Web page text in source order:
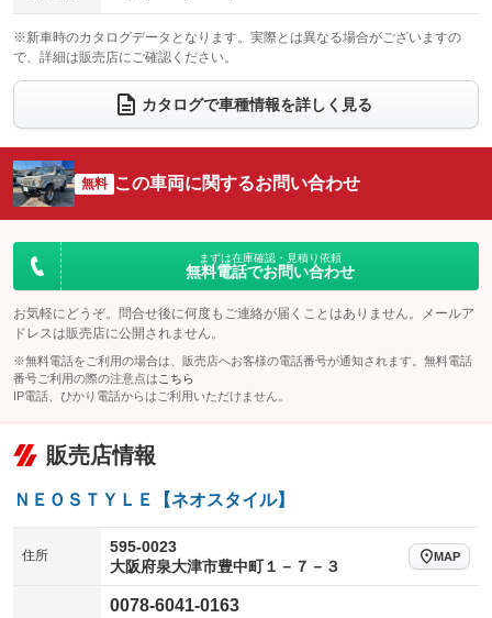
：装備なし ：装備なし
ウォークスルー
：装備なし
電動リアゲート フロントカメラ
：装備なし
：装備なし ：装備なし
サイドカメラ
：装備なし ルーフレール
：装備なし
：装備なし
：装備なし
※新車時のカタログデータとなります。実際とは異なる場合がございますの
で、詳細は販売店にご確認ください。
カタログで車種情報を詳しく見る
無料 この車両に関するお問い合わせ
まずは在庫確認・見積り依頼
無料電話でお問い合わせ
お気軽にどうぞ。問合せ後に何度もご連絡が届くことはありません。メールア
ドレスは販売店に公開されません。
※無料電話をご利用の場合は、販売店へお客様の電話番号が通知されます。無料電話
番号ご利用の際の注意点は こちら
IP電話、ひかり電話からはご利用いただけません。
販売店情報
ＮＥＯＳＴＹＬＥ【ネオスタイル】
住所
595-0023
大阪府泉大津市豊中町１－７－３
MAP
0078-6041-0163